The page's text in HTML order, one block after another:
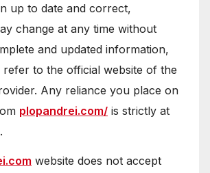
up to date and correct,
change at any time without
and updated information,
refer to the official website of the
Any reliance you place on
plopandrei.com/ is strictly at
website does not accept